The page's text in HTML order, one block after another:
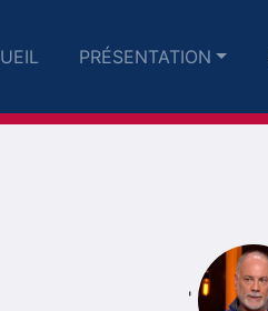
PRÉSENTATION
'